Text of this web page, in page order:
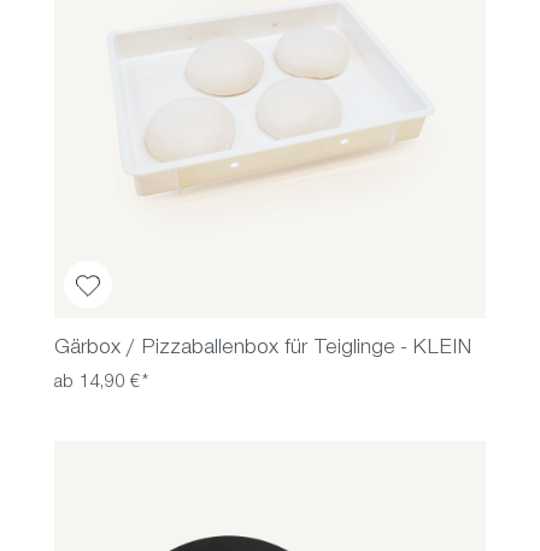
Gärbox / Pizzaballenbox für Teiglinge - KLEIN
ab 14,90 €*